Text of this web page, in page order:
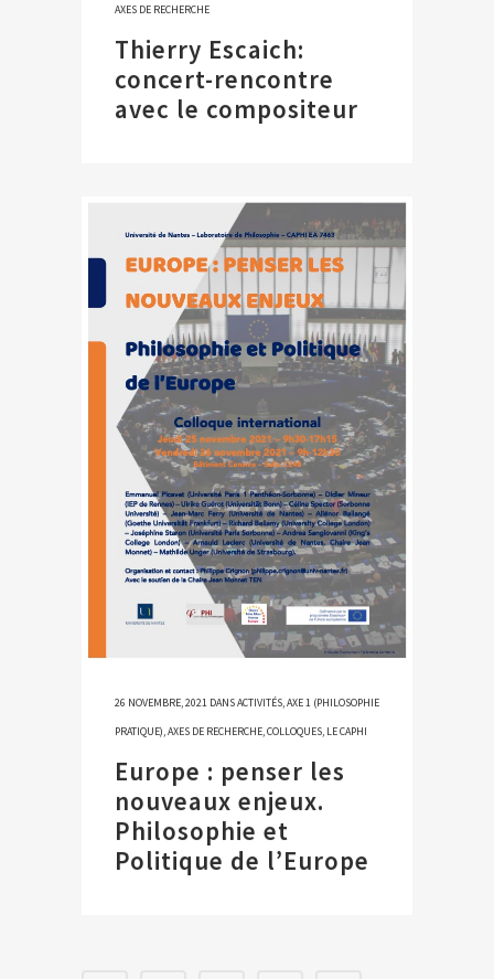
AXES DE RECHERCHE
Thierry Escaich:
concert-rencontre
avec le compositeur
26 NOVEMBRE, 2021 DANSACTIVITÉS,AXE 1 (PHILOSOPHIE
PRATIQUE),AXES DE RECHERCHE,COLLOQUES, LE CAPHI
Europe : penser les
nouveaux enjeux.
Philosophie et
Politique de l’Europe